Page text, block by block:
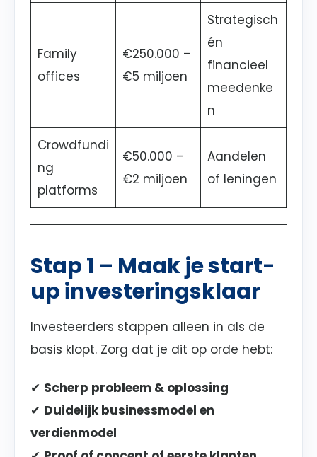
Family
offices
€250.000 –
€5 miljoen
Strategisch
én
financieel
meedenke
n
Crowdfundi
ng
platforms
€50.000 –
€2 miljoen
Aandelen
of leningen
Stap 1 – Maak je start-
up investeringsklaar
Investeerders stappen alleen in als de
basis klopt. Zorg dat je dit op orde hebt:
✔ Scherp probleem & oplossing
✔ Duidelijk businessmodel en
verdienmodel